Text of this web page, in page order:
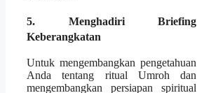
5. Menghadiri Briefing
Keberangkatan
Untuk mengembangkan pengetahuan
Anda tentang ritual Umroh dan
mengembangkan persiapan spiritual